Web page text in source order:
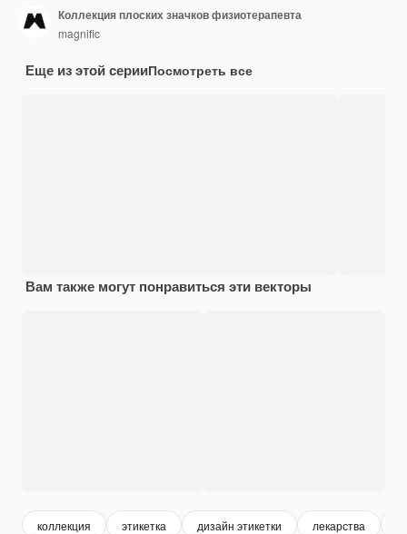
Коллекция плоских значков физиотерапевта
magnific
Еще из этой серииПосмотреть все
Вам также могут понравиться эти векторы
коллекция этикетка дизайн этикетки лекарства